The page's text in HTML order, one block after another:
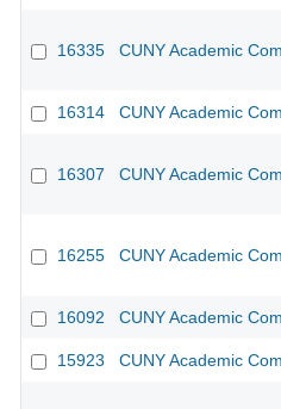
16335 CUNY Academic
16314 CUNY Academic
16307 CUNY Academic
16255 CUNY Academic
16092 CUNY Academic
15923 CUNY Academic